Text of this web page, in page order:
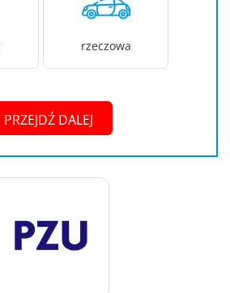
rzeczowa
PRZEJDŹ DALEJ